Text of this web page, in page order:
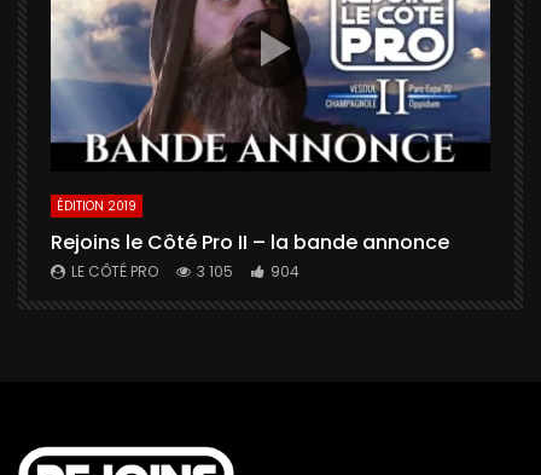
ÉDITION 2019
Rejoins le Côté Pro II – la bande annonce
LE CÔTÉ PRO 3 105 904